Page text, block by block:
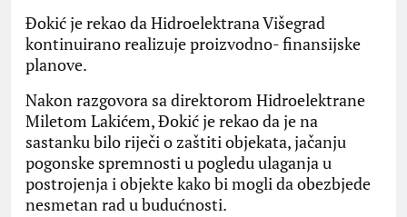
Đokić je rekao da Hidroelektrana Višegrad
kontinuirano realizuje proizvodno- finansijske
planove.
Nakon razgovora sa direktorom Hidroelektrane
Miletom Lakićem, Đokić je rekao da je na
sastanku bilo riječi o zaštiti objekata, jačanju
pogonske spremnosti u pogledu ulaganja u
postrojenja i objekte kako bi mogli da obezbjede
nesmetan rad u budućnosti.